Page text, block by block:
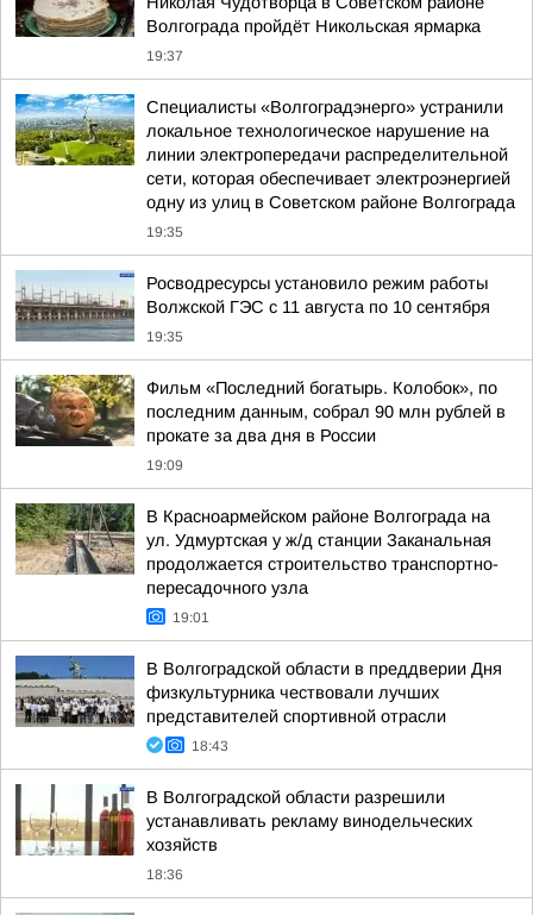
Волгограда пройдёт Никольская ярмарка
19:37
Специалисты «Волгоградэнерго» устранили
локальное технологическое нарушение на
линии электропередачи распределительной
сети, которая обеспечивает электроэнергией
одну из улиц в Советском районе Волгограда
19:35
Росводресурсы установило режим работы
Волжской ГЭС с 11 августа по 10 сентября
19:35
Фильм «Последний богатырь. Колобок», по
последним данным, собрал 90 млн рублей в
прокате за два дня в России
19:09
В Красноармейском районе Волгограда на
ул. Удмуртская у ж/д станции Заканальная
продолжается строительство транспортно-
пересадочного узла
19:01
В Волгоградской области в преддверии Дня
физкультурника чествовали лучших
представителей спортивной отрасли
18:43
В Волгоградской области разрешили
устанавливать рекламу винодельческих
хозяйств
18:36